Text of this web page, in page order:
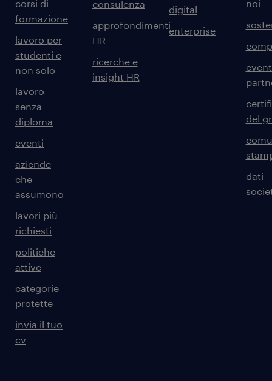
corsi di
formazione
lavoro per
studenti e
non solo
lavoro
senza
diploma
eventi
aziende
che
assumono
lavori più
richiesti
politiche
attive
categorie
protette
invia il tuo
cv
consulenza
approfondimenti
HR
ricerche e
insight HR
digital
enterprise
noi
del
dati